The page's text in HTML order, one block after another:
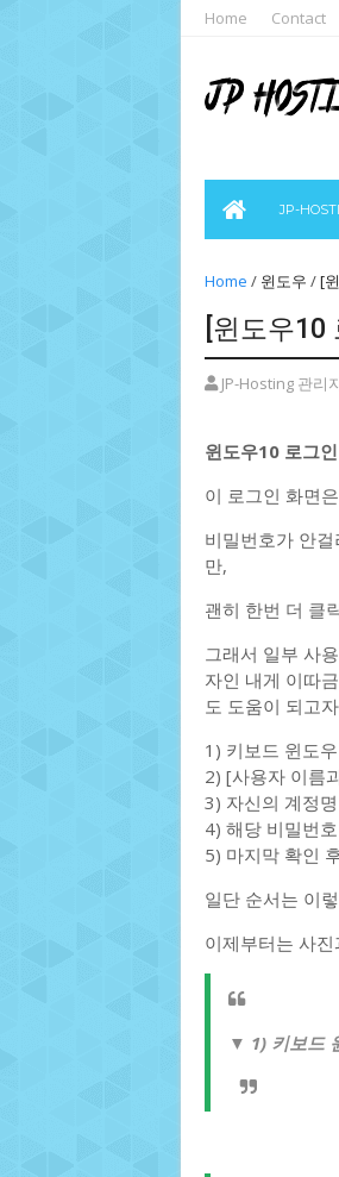
Home Contact
JP-
Home / 윈도우 /[
[윈도우10
JP-Hosting 관리
윈도우10 로그
이 로그인 화면
비밀번호가 안
만,
괜히 한번 더 클
그래서 일부 사
자인 내게 이따
도 도움이 되고
1) 키보드 윈도
2) [사용자 이름
3) 자신의 계정
4) 해당 비밀번
5) 마지막 확인
일단 순서는 이
이제부터는 사
▼ 1) 키보드